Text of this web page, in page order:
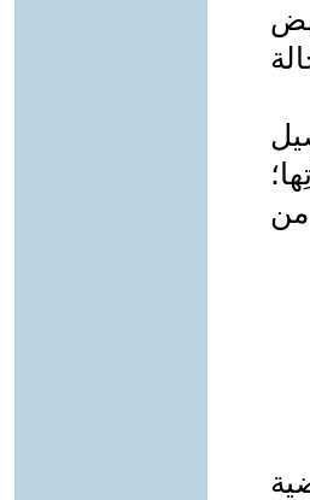
لذلك فهو لَمْ يُخْطِئْ عندما خَصّ " باشُو" بومضته ص ٥ من